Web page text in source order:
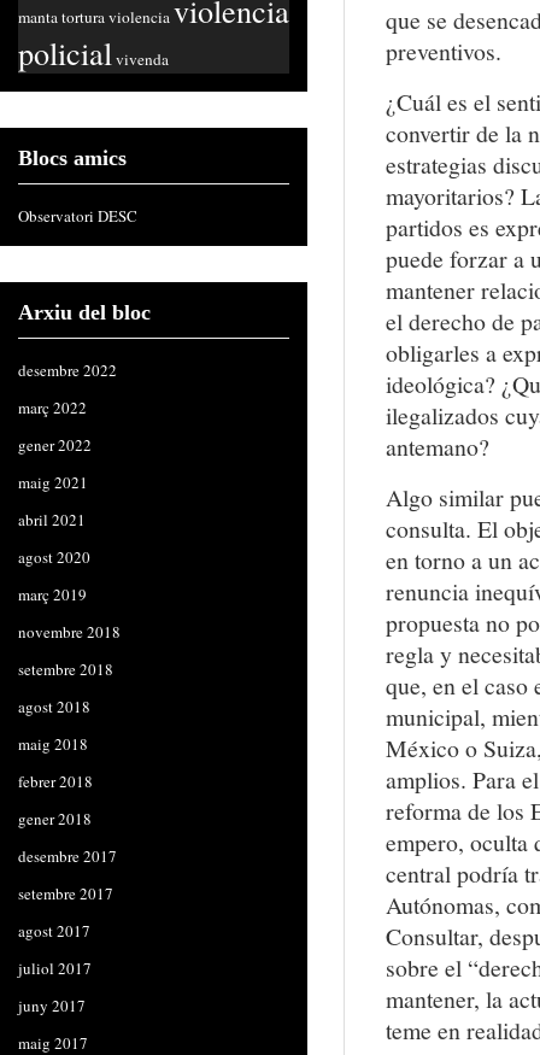
que se
preventivos.
¿Cuál es el
convertir de la
estrategias
mayoritarios?
partidos es
puede forzar a
mantener
el derecho de
obligarles a
ideológica?
ilegalizados
antemano?
Algo similar
consulta. El
en torno a un
renuncia
propuesta no
regla y
que, en el caso
municipal,
México o
amplios. Para
reforma de los
empero, oculta
central podría
Autónomas,
Consultar,
sobre el
mantener, la
teme en
mantatorturaviolenciaviolencia
policialvivenda
Blocs amics
Observatori DESC
Arxiu del bloc
desembre 2022
març 2022
gener 2022
maig 2021
abril 2021
agost 2020
març 2019
novembre 2018
setembre 2018
agost 2018
maig 2018
febrer 2018
gener 2018
desembre 2017
setembre 2017
agost 2017
juliol 2017
juny 2017
maig 2017